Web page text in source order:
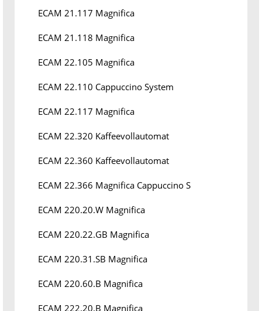
ECAM 21.117 Magnifica
ECAM 21.118 Magnifica
ECAM 22.105 Magnifica
ECAM 22.110 Cappuccino System
ECAM 22.117 Magnifica
ECAM 22.320 Kaffeevollautomat
ECAM 22.360 Kaffeevollautomat
ECAM 22.366 Magnifica Cappuccino S
ECAM 220.20.W Magnifica
ECAM 220.22.GB Magnifica
ECAM 220.31.SB Magnifica
ECAM 220.60.B Magnifica
ECAM 222.20.B Magnifica